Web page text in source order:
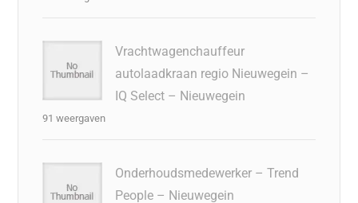
Vrachtwagenchauffeur
autolaadkraan regio Nieuwegein –
IQ Select – Nieuwegein
91 weergaven
Onderhoudsmedewerker – Trend
People – Nieuwegein